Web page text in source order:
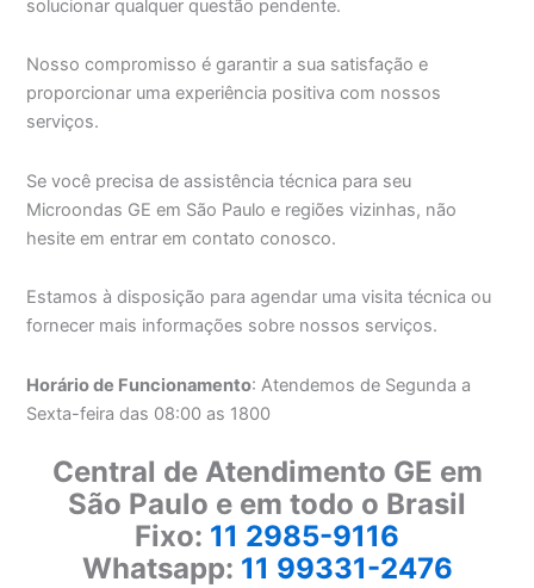
solucionar qualquer questão pendente.
Nosso compromisso é garantir a sua satisfação e
proporcionar uma experiência positiva com nossos
serviços.
Se você precisa de assistência técnica para seu
Microondas GE em São Paulo e regiões vizinhas, não
hesite em entrar em contato conosco.
Estamos à disposição para agendar uma visita técnica ou
fornecer mais informações sobre nossos serviços.
Horário de Funcionamento: Atendemos de Segunda a
Sexta-feira das 08:00 as 1800
Central de Atendimento GE em
São Paulo e em todo o Brasil
Fixo: 11 2985-9116
Whatsapp: 11 99331-2476